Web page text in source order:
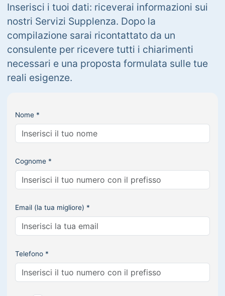
Inserisci i tuoi dati: riceverai informazioni sui
nostri Servizi Supplenza. Dopo la
compilazione sarai ricontattato da un
consulente per ricevere tutti i chiarimenti
necessari e una proposta formulata sulle tue
reali esigenze.
Nome *
Cognome *
Email (la tua migliore) *
Telefono *